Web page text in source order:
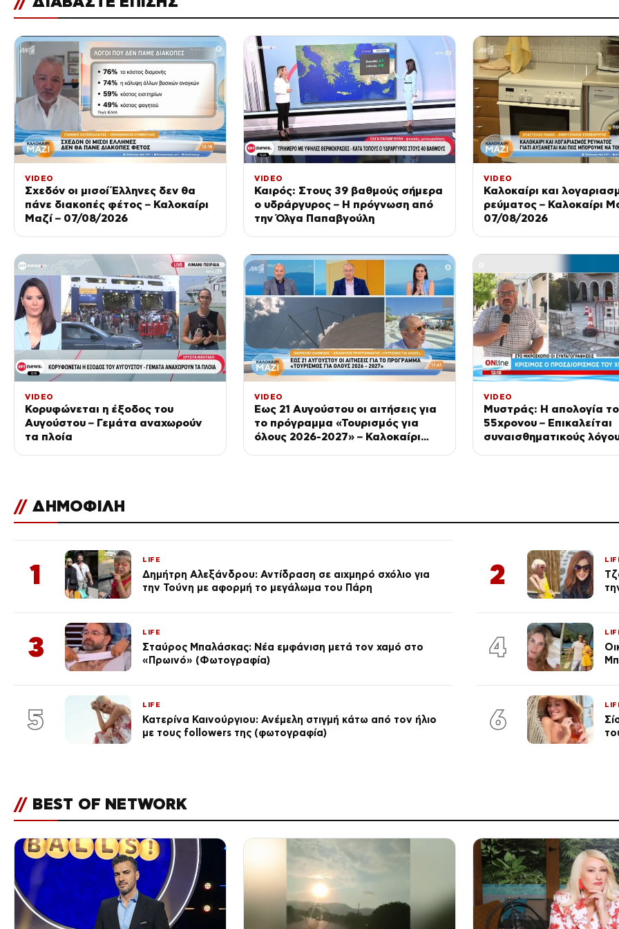
VIDEO
Σχεδόν οι μισοί Έλληνες δεν θα
πάνε διακοπές φέτος – Καλοκαίρι
Μαζί – 07/08/2026
VIDEO
Καιρός: Στους 39 βαθμούς σήμερα
ο υδράργυρος – Η πρόγνωση από
την Όλγα Παπαβγούλη
VIDEO
Καλοκαίρι και
ρεύματος – Καλοκαίρι
07/08/2026
VIDEO
Κορυφώνεται η έξοδος του
Αυγούστου – Γεμάτα αναχωρούν
τα πλοία
VIDEO
Έως 21 Αυγούστου οι αιτήσεις για
το πρόγραμμα «Τουρισμός για
όλους 2026-2027» – Καλοκαίρι
VIDEO
Μυστράς: Η απολογία
55χρονου – Επικαλείται
συναισθηματικούς
// ΔΗΜΟΦΙΛΗ
1 LIFE
Δημήτρη Αλεξάνδρου: Αντίδραση σε αιχμηρό σχόλιο για
την Τούνη με αφορμή το μεγάλωμα του Πάρη
2
3 LIFE
Σταύρος Μπαλάσκας: Νέα εμφάνιση μετά τον χαμό στο
«Πρωινό» (Φωτογραφία)
4
5 LIFE
Κατερίνα Καινούργιου: Ανέμελη στιγμή κάτω από τον ήλιο
με τους followers της (φωτογραφία)
6
// BEST OF NETWORK